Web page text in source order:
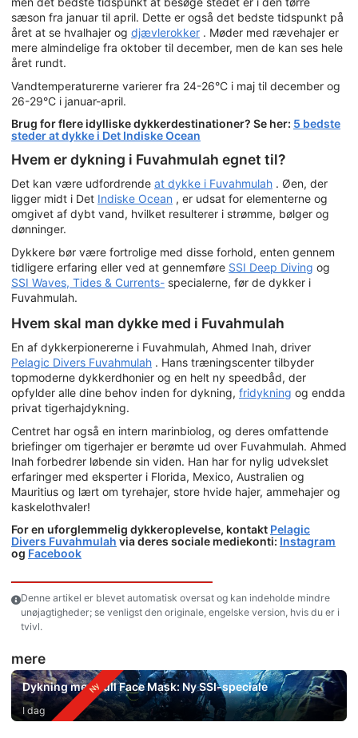
sæson fra januar til april. Dette er også det bedste tidspunkt på
året at se hvalhajer og djævlerokker . Møder med rævehajer er
mere almindelige fra oktober til december, men de kan ses hele
året rundt.
Vandtemperaturerne varierer fra 24-26°C i maj til december og
26-29°C i januar-april.
Brug for flere idylliske dykkerdestinationer? Se her: 5 bedste
steder at dykke i Det Indiske Ocean
Hvem er dykning i Fuvahmulah egnet til?
Det kan være udfordrende at dykke i Fuvahmulah . Øen, der
ligger midt i Det Indiske Ocean , er udsat for elementerne og
omgivet af dybt vand, hvilket resulterer i strømme, bølger og
dønninger.
Dykkere bør være fortrolige med disse forhold, enten gennem
tidligere erfaring eller ved at gennemføre SSI Deep Diving og
SSI Waves, Tides & Currents- specialerne, før de dykker i
Fuvahmulah.
Hvem skal man dykke med i Fuvahmulah
En af dykkerpionererne i Fuvahmulah, Ahmed Inah, driver
Pelagic Divers Fuvahmulah . Hans træningscenter tilbyder
topmoderne dykkerdhonier og en helt ny speedbåd, der
opfylder alle dine behov inden for dykning, fridykning og endda
privat tigerhajdykning.
Centret har også en intern marinbiolog, og deres omfattende
briefinger om tigerhajer er berømte ud over Fuvahmulah. Ahmed
Inah forbedrer løbende sin viden. Han har for nylig udvekslet
erfaringer med eksperter i Florida, Mexico, Australien og
Mauritius og lært om tyrehajer, store hvide hajer, ammehajer og
kaskelothvaler!
For en uforglemmelig dykkeroplevelse, kontakt Pelagic
Divers Fuvahmulah via deres sociale mediekonti: Instagram
og Facebook
Denne artikel er blevet automatisk oversat og kan indeholde mindre
unøjagtigheder; se venligst den originale, engelske version, hvis du er i
tvivl.
mere
Dykning med Full Face Mask: Ny SSI-speciale
I dag